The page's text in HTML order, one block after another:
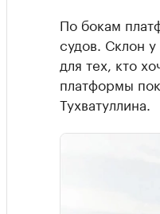
По бокам
судов. Склон
для тех, кто
платформы
Тухватуллина.